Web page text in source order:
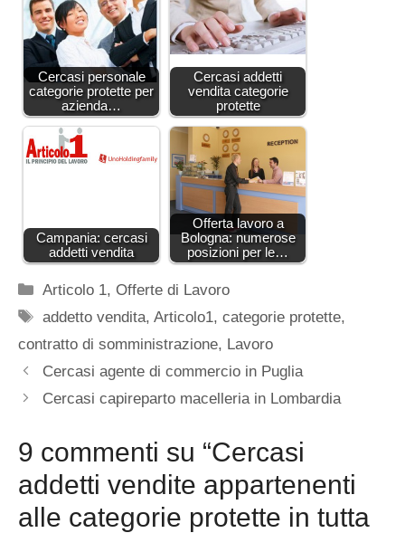
Cercasi personale
categorie protette per
azienda…
Cercasi addetti
vendita categorie
protette
Campania: cercasi
addetti vendita
Offerta lavoro a
Bologna: numerose
posizioni per le…
Categorie
Articolo 1,Offerte di Lavoro
Tag
addetto vendita,Articolo1,categorie protette,
contratto di somministrazione, Lavoro
Cercasi agente di commercio in Puglia
Cercasi capireparto macelleria in Lombardia
9 commenti su “Cercasi
addetti vendite appartenenti
alle categorie protette in tutta